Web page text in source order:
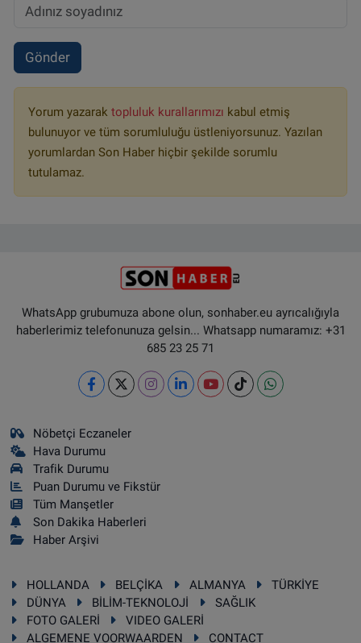
Gönder
Yorum yazarak topluluk kurallarımızı kabul etmiş
bulunuyor ve tüm sorumluluğu üstleniyorsunuz. Yazılan
yorumlardan Son Haber hiçbir şekilde sorumlu
tutulamaz.
WhatsApp grubumuza abone olun, sonhaber.eu ayrıcalığıyla
haberlerimiz telefonunuza gelsin... Whatsapp numaramız: +31
685 23 25 71
Nöbetçi Eczaneler
Hava Durumu
Trafik Durumu
Puan Durumu ve Fikstür
Tüm Manşetler
Son Dakika Haberleri
Haber Arşivi
HOLLANDA BELÇİKA ALMANYA
TÜRKİYE
DÜNYA
BİLİM-TEKNOLOJİ
SAĞLIK
FOTO GALERİ
VIDEO GALERİ
ALGEMENE VOORWAARDEN
CONTACT